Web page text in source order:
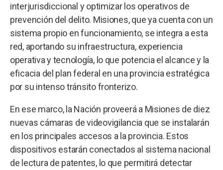
interjurisdiccional y optimizar los operativos de
prevención del delito. Misiones, que ya cuenta con un
sistema propio en funcionamiento, se integra a esta
red, aportando su infraestructura, experiencia
operativa y tecnología, lo que potencia el alcance y la
eficacia del plan federal en una provincia estratégica
por su intenso tránsito fronterizo.
En ese marco, la Nación proveerá a Misiones de diez
nuevas cámaras de videovigilancia que se instalarán
en los principales accesos a la provincia. Estos
dispositivos estarán conectados al sistema nacional
de lectura de patentes, lo que permitirá detectar